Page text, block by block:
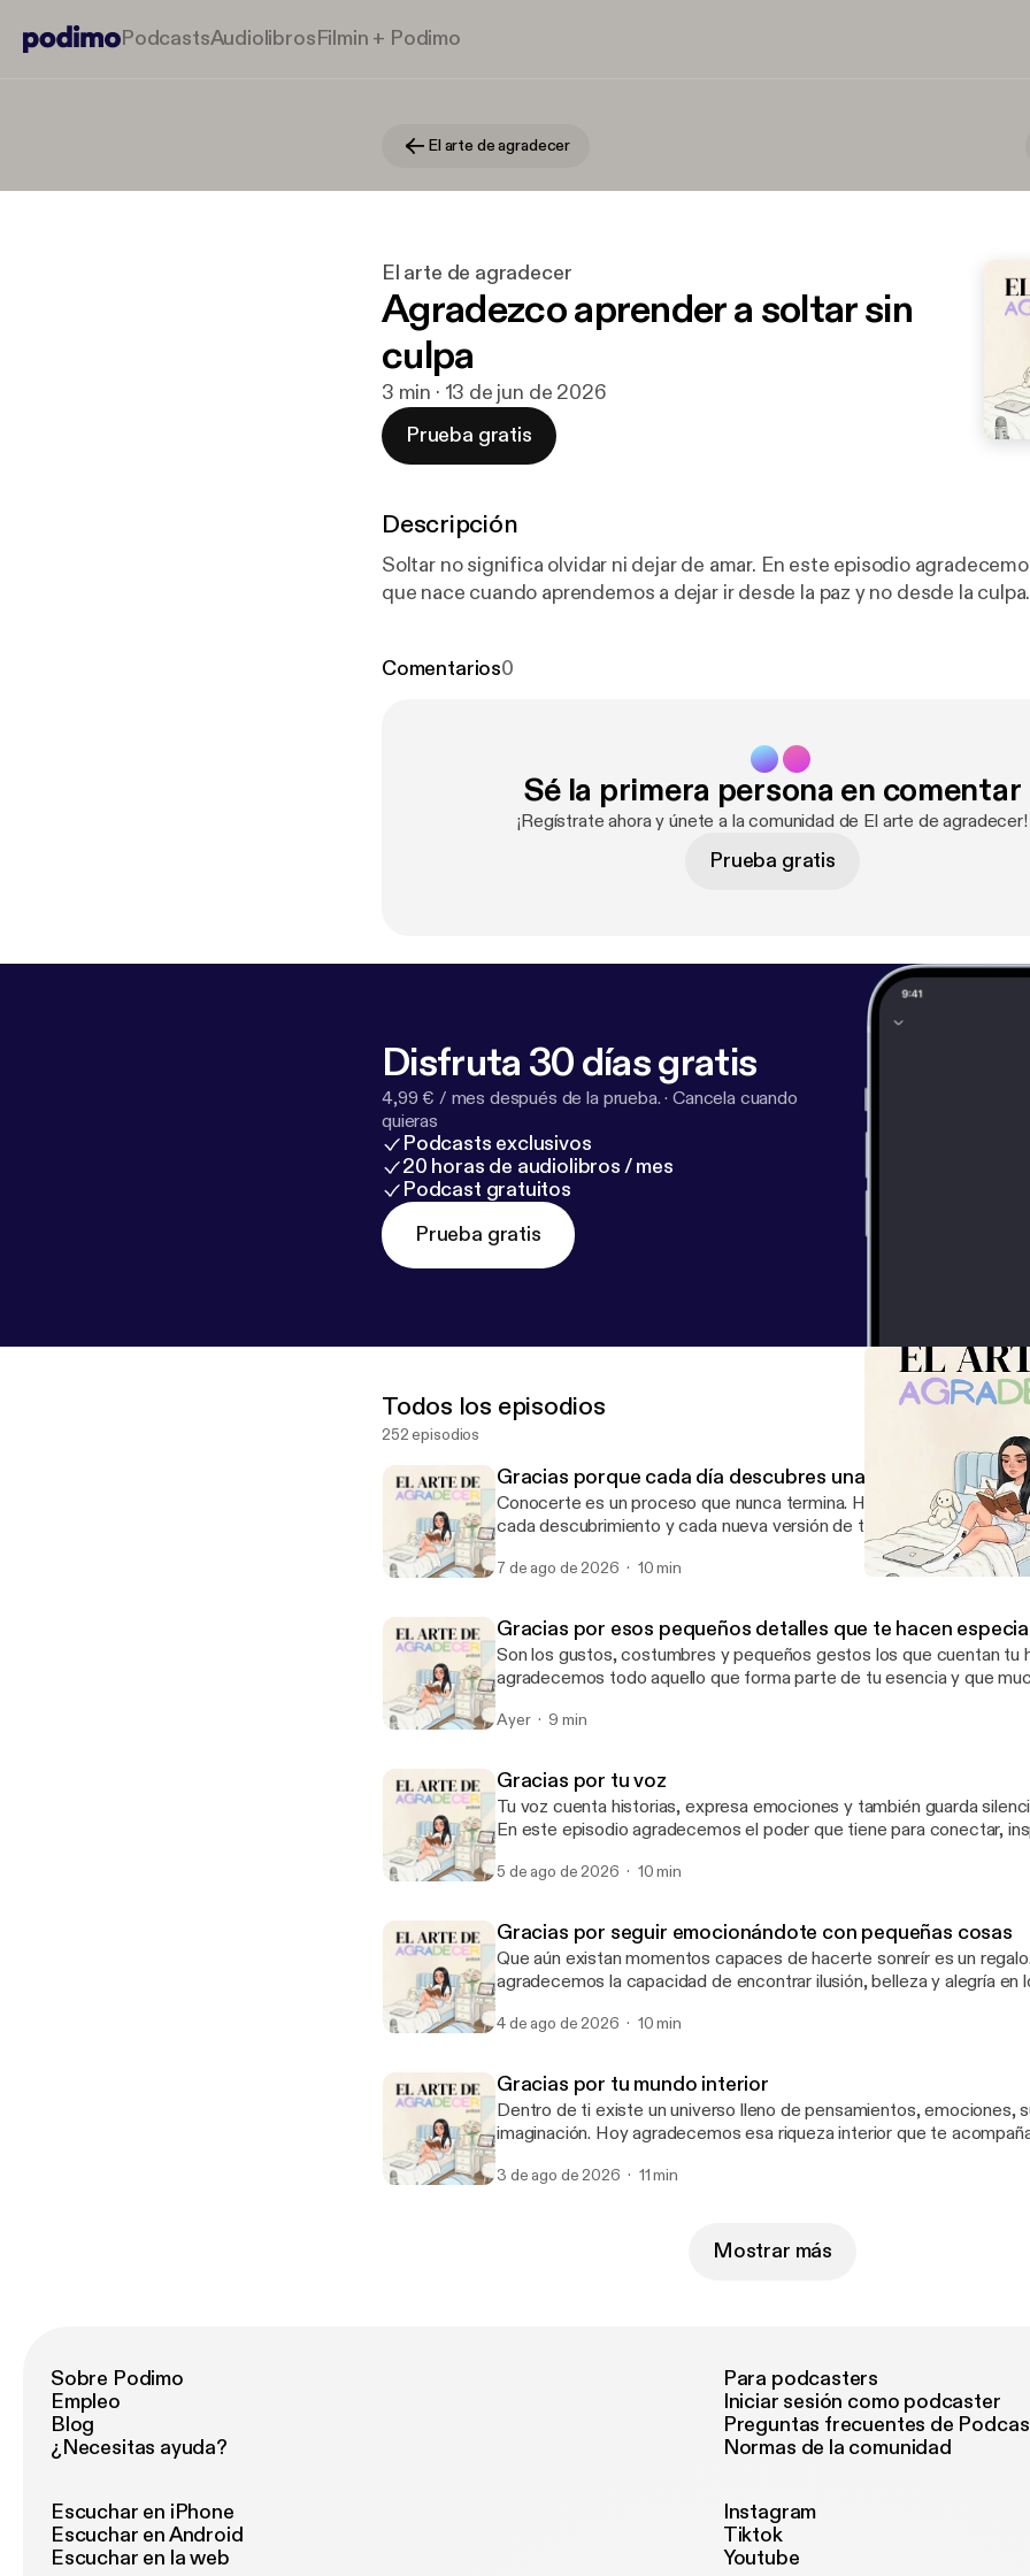
PodcastsAudiolibrosFilmin + Podimo
El arte de agradecer
El arte de agradecer
Agradezco aprender a soltar sin
culpa
3 min · 13 de jun de 2026
Prueba gratis
Descripción
Soltar no significa olvidar ni dejar de amar. En este episodio agradecemos la libertad
que nace cuando aprendemos a dejar ir desde la paz y no desde la culpa.
Comentarios0
Sé la primera persona en comentar
¡Regístrate ahora y únete a la comunidad de El arte de agradecer!
Prueba gratis
Disfruta 30 días gratis
4,99 € / mes después de la prueba. ·Cancela cuando
quieras
Podcasts exclusivos
20 horas de audiolibros / mes
Podcast gratuitos
Prueba gratis
Todos los episodios
252 episodios
Gracias porque cada día descubres una nueva parte de ti
Conocerte es un proceso que nunca termina. Hoy agradecemos cada aprendizaje,
cada descubrimiento y cada nueva versión de ti que aparece
7 de ago de 2026 10 min
Gracias por esos pequeños detalles que te hacen
Son los gustos, costumbres y pequeños gestos los que cuentan tu
agradecemos todo aquello que forma parte de tu esencia y que
Ayer 9 min
Gracias por tu voz
Tu voz cuenta historias, expresa emociones y también guarda
En este episodio agradecemos el poder que tiene para conectar,
5 de ago de 2026 10 min
Gracias por seguir emocionándote con pequeñas cosas
Que aún existan momentos capaces de hacerte sonreír es un regalo.
agradecemos la capacidad de encontrar ilusión, belleza y alegría en
4 de ago de 2026 10 min
Gracias por tu mundo interior
Dentro de ti existe un universo lleno de pensamientos, emociones,
imaginación. Hoy agradecemos esa riqueza interior que te acompaña cada día y que
3 de ago de 2026 11 min
Mostrar más
Sobre Podimo
Empleo
Blog
¿Necesitas ayuda?
Para podcasters
Iniciar sesión como podcaster
Preguntas frecuentes de
Normas de la comunidad
Escuchar en iPhone
Escuchar en Android
Escuchar en la web
Instagram
Tiktok
Youtube